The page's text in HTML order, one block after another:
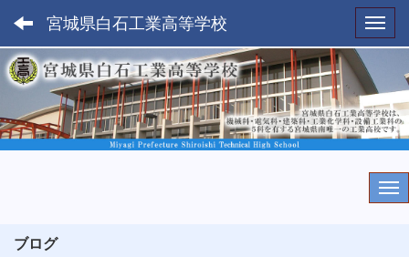
宮城県白石工業高等学校
ブログ